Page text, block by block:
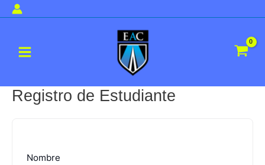
al
Menu
Registro de Estudiante
Nombre